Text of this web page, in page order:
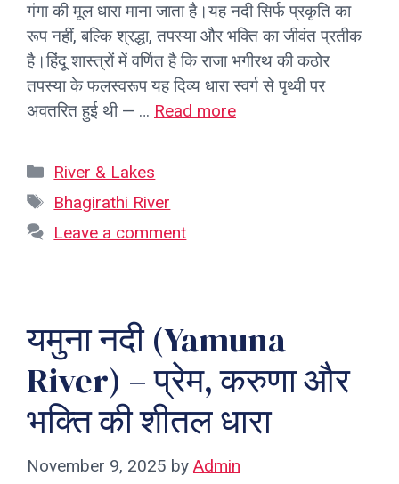
गंगा की मूल धारा माना जाता है।यह नदी सिर्फ प्रकृति का
रूप नहीं, बल्कि श्रद्धा, तपस्या और भक्ति का जीवंत प्रतीक
है।हिंदू शास्त्रों में वर्णित है कि राजा भगीरथ की कठोर
तपस्या के फलस्वरूप यह दिव्य धारा स्वर्ग से पृथ्वी पर
अवतरित हुई थी — … Read more
Categories
River & Lakes
Tags
Bhagirathi River
Leave a comment
यमुना नदी (Yamuna
River) – प्रेम, करुणा और
भक्ति की शीतल धारा
November 9, 2025 by Admin